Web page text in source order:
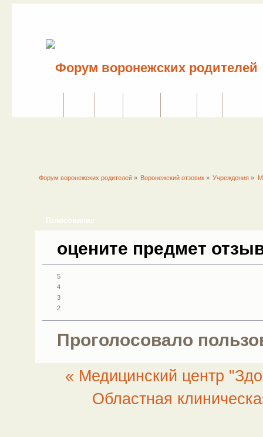
Форум воронежских родителей» Воронежский отзовик » Учреждения »
Голосование
оцените предмет
5
4
3
2
Проголосовало
« Медицинский центр
Областная